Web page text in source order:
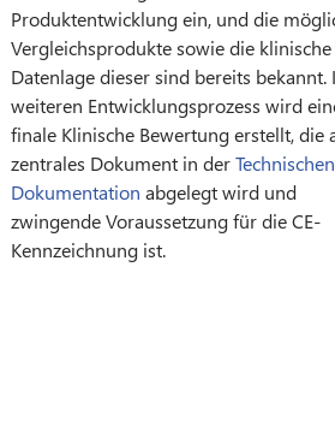
zentrales Dokument in derTechnischen
Dokumentation abgelegt wird und
zwingende Voraussetzung für die CE-
Kennzeichnung ist.